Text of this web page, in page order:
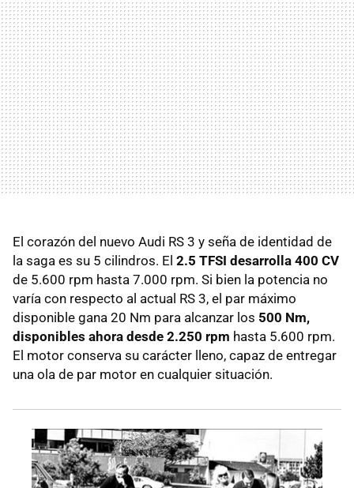
El corazón del nuevo Audi RS 3 y seña de identidad de
la saga es su 5 cilindros. El 2.5 TFSI desarrolla 400 CV
de 5.600 rpm hasta 7.000 rpm. Si bien la potencia no
varía con respecto al actual RS 3, el par máximo
disponible gana 20 Nm para alcanzar los 500 Nm,
disponibles ahora desde 2.250 rpm hasta 5.600 rpm.
El motor conserva su carácter lleno, capaz de entregar
una ola de par motor en cualquier situación.